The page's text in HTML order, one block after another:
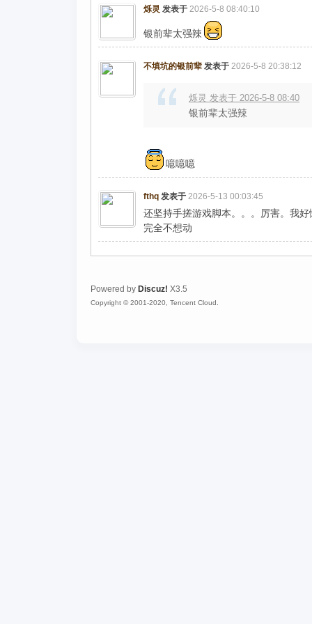
烁灵 发表于 2026-5-8 08:40:10
银前辈太强辣
不填坑的银前辈 发表于 2026-5-8 20:38:12
烁灵 发表于 2026-5-8 08:40
银前辈太强辣
噫噫噫
fthq 发表于 2026-5-13 00:03:45
还坚持手搓游戏脚本。。。厉害。我
完全不想动
Powered by Discuz! X3.5
Copyright © 2001-2020, Tencent Cloud.